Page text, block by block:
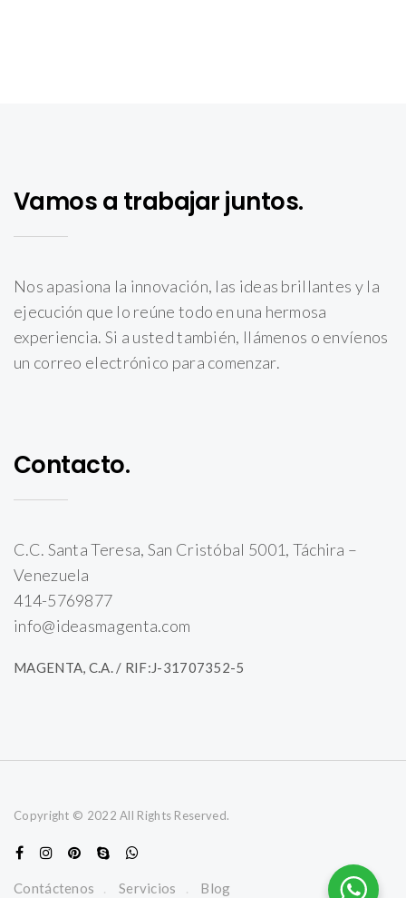
Vamos a trabajar juntos.
Nos apasiona la innovación, las ideas brillantes y la
ejecución que lo reúne todo en una hermosa
experiencia. Si a usted también, llámenos o envíenos
un correo electrónico para comenzar.
Contacto.
C.C. Santa Teresa, San Cristóbal 5001, Táchira –
Venezuela
414-5769877
info@ideasmagenta.com
MAGENTA, C.A. / RIF:J-31707352-5
Copyright © 2022 All Rights Reserved.
Contáctenos Servicios Blog